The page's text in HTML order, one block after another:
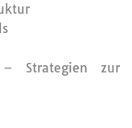
Strategien zur